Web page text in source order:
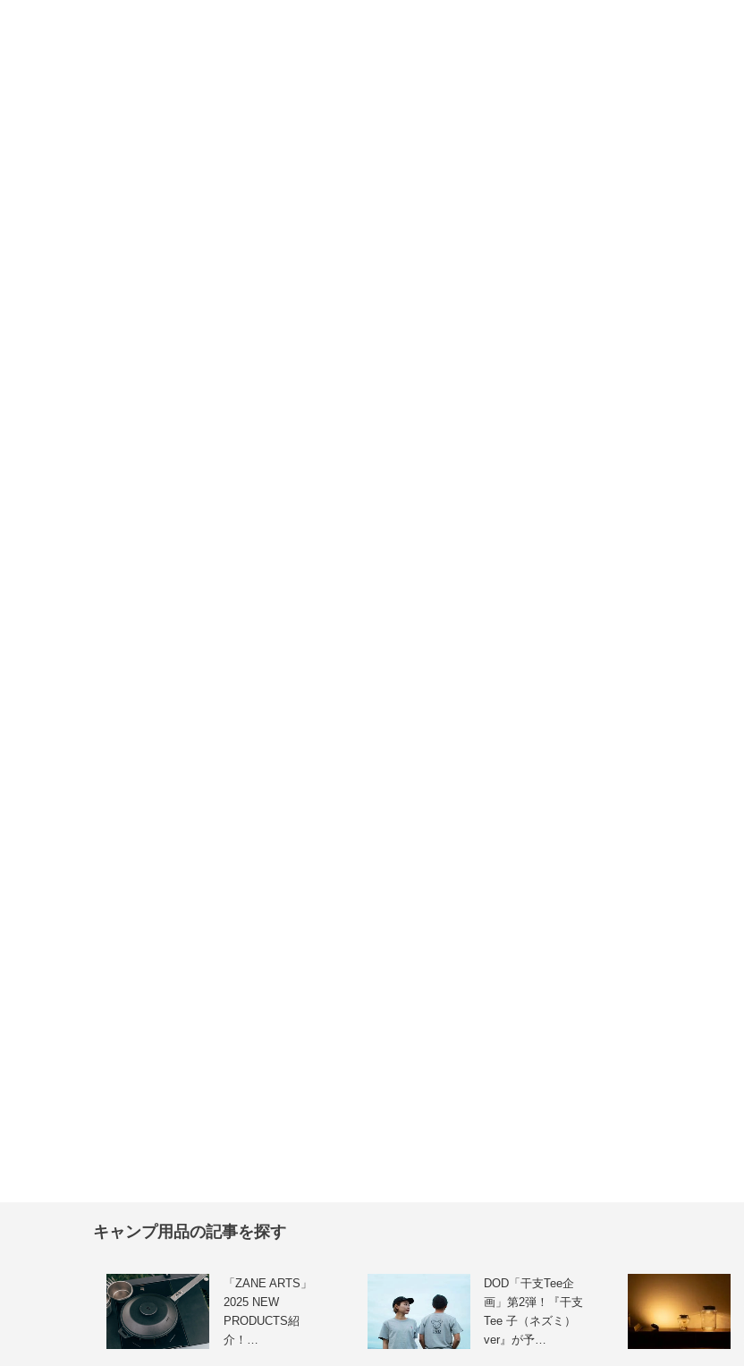
キャンプ用品の記事を探す
「ZANE ARTS」
2025 NEW
PRODUCTS紹
介！…
DOD「干支Tee企
画」第2弾！『干支
Tee 子（ネズミ）
ver』が予…